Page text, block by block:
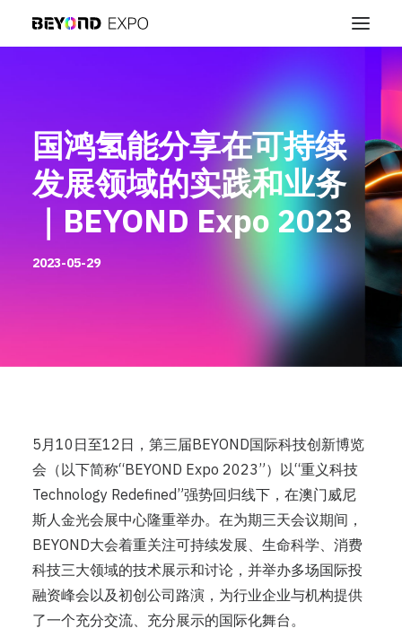
国鸿氢能分享在可持续
发展领域的实践和业务
｜BEYOND Expo 2023
2023-05-29
5月10日至12日，第三届BEYOND国际科技创新博览
会（以下简称“BEYOND Expo 2023”）以“重义科技
Technology Redefined”强势回归线下，在澳门威尼
斯人金光会展中心隆重举办。在为期三天会议期间，
BEYOND大会着重关注可持续发展、生命科学、消费
科技三大领域的技术展示和讨论，并举办多场国际投
融资峰会以及初创公司路演，为行业企业与机构提供
了一个充分交流、充分展示的国际化舞台。